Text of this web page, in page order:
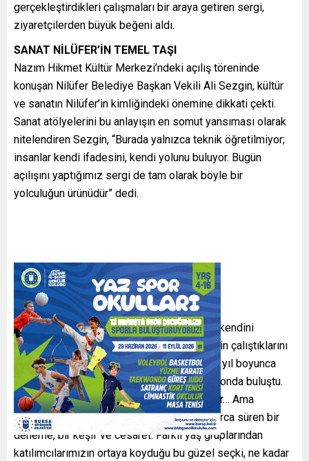
gerçekleştirdikleri çalışmaları bir araya getiren sergi,
ziyaretçilerden büyük beğeni aldı.
SANAT NİLÜFER’İN TEMEL TAŞI
Nazım Hikmet Kültür Merkezi’ndeki açılış töreninde
konuşan Nilüfer Belediye Başkan Vekili Ali Sezgin, kültür
ve sanatın Nilüfer’in kimliğindeki önemine dikkati çekti.
Sanat atölyelerini bu anlayışın en somut yansıması olarak
nitelendiren Sezgin, “Burada yalnızca teknik öğretilmiyor;
insanlar kendi ifadesini, kendi yolunu buluyor. Bugün
açılışını yaptığımız sergi de tam olarak böyle bir
yolculuğun ürünüdür” dedi.
Nilüfer’de herkesin sanatla nefes aldığı ve kendini
özgürce ifade ettiği bir ortam oluşturmak için çalıştıklarını
belirten Sezgin, “Resim atölyelerimizde bir yıl boyunca
üreten 106 katılımcımızın çalışmaları bu salonda buluştu.
Farklı üsluplar, farklı malzemeler ve bakışlar… Ama
hepsinin arkasında ortak bir şey var; haftalarca süren bir
deneme, bir keşif ve cesaret. Farklı yaş gruplarından
katılımcılarımızın ortaya koyduğu bu güzel seçki, ne kadar